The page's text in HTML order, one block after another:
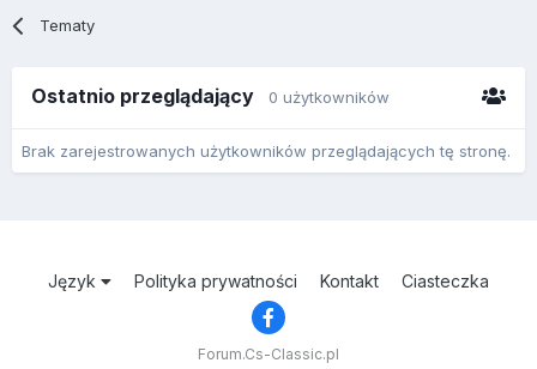
Tematy
Ostatnio przeglądający 0 użytkowników
Brak zarejestrowanych użytkowników przeglądających tę stronę.
Język Polityka prywatności Kontakt Ciasteczka
Forum.Cs-Classic.pl